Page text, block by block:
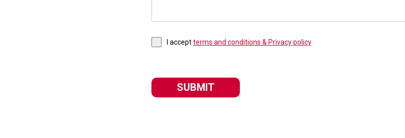
I acceptterms and conditions & Privacy policy
SUBMIT